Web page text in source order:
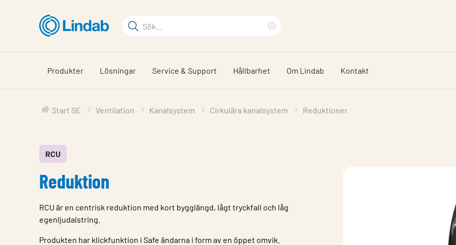
huvudinnehållet
Sökord
på
sajten
sökfras
Produkter Lösningar Service & Support Hållbarhet Om Lindab Kontakt
Start SE Ventilation Kanalsystem Cirkulära kanalsystem Reduktioner
RCU
Reduktion
RCU är en centrisk reduktion med kort bygglängd, lågt tryckfall och låg
egenljudalstring.
Produkten har klickfunktion i Safe ändarna i form av en öppet omvik.